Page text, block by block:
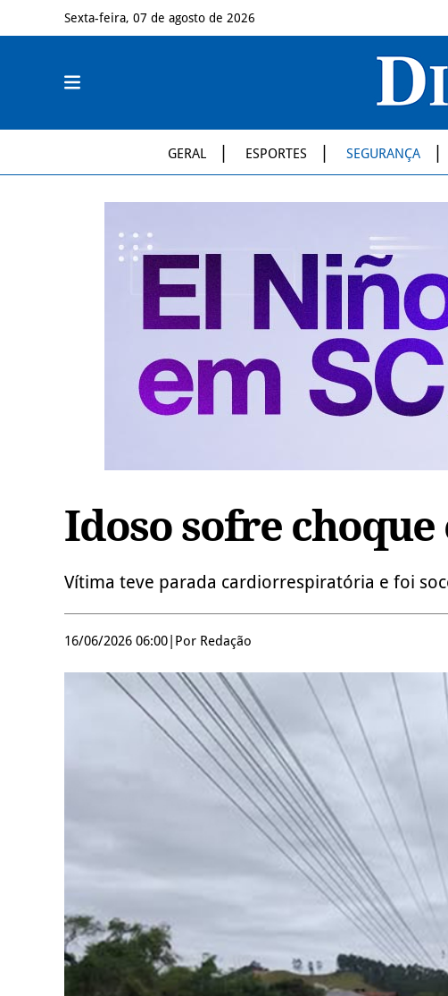
Sexta-feira, 07 de agosto de 2026
GERAL ESPORTES SEGURANÇA
Idoso sofre
Vítima teve parada cardiorrespiratória e foi
16/06/2026 06:00 Por Redação